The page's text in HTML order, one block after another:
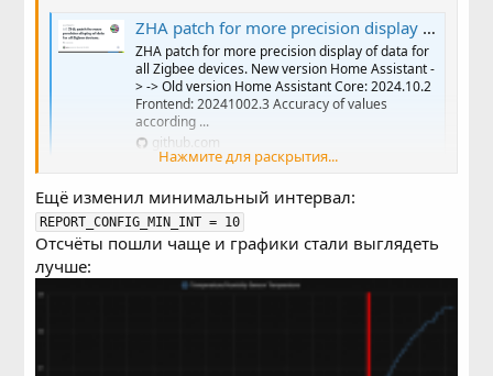
ZHA patch for more precision display of data for all Zigbee devices. · Issue #6 · pvvx/ZigbeeTLc
ZHA patch for more precision display of data for
all Zigbee devices. New version Home Assistant -
> -> Old version Home Assistant Core: 2024.10.2
Frontend: 20241002.3 Accuracy of values
according ...
github.com
Нажмите для раскрытия...
Ещё изменил минимальный интервал:
REPORT_CONFIG_MIN_INT = 10
Отсчёты пошли чаще и графики стали выглядеть
лучше: